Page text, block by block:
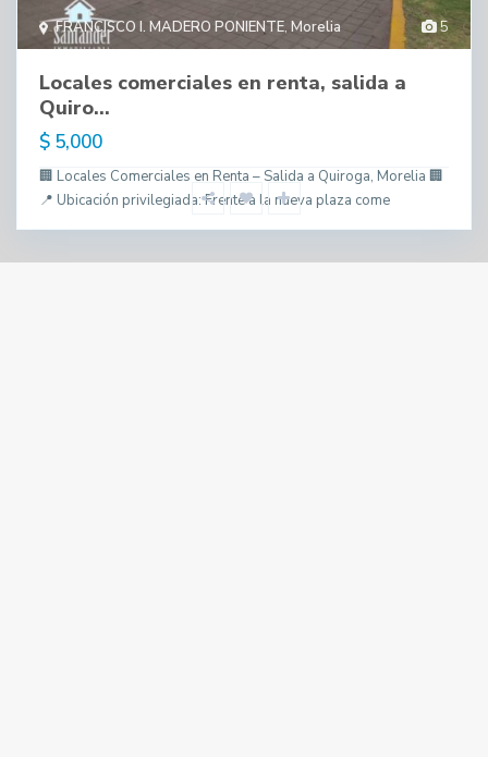
5
FRANCISCO I. MADERO PONIENTE, Morelia
Locales comerciales en renta, salida a
Quiro...
$ 5,000
🏢 Locales Comerciales en Renta – Salida a Quiroga, Morelia 🏢
📍 Ubicación privilegiada: Frente a la nueva plaza come